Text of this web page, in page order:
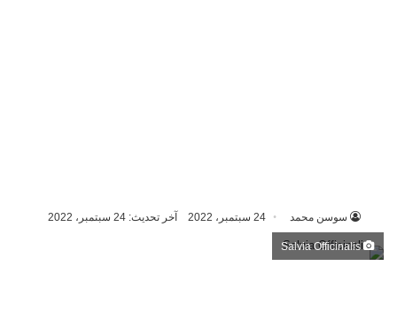
سوسن محمد 24 سبتمبر، 2022 آخر تحديث: 24 سبتمبر، 2022
Salvia Officinalis